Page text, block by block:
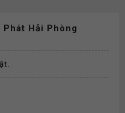
Phát Hải Phòng